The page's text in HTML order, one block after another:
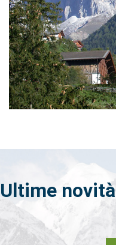
Ultime novità